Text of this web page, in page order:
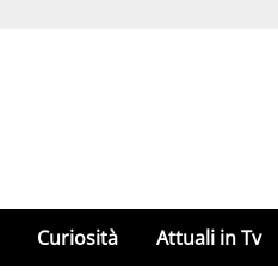
Curiosità Attuali in Tv